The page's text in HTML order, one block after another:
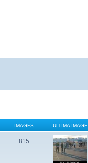
IMAGES ULTIMA
815